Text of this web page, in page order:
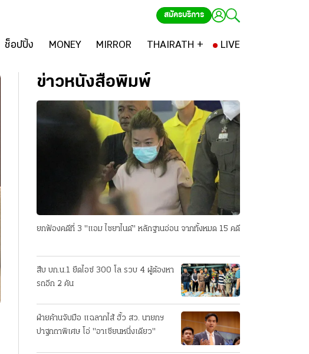
สมัครบริการ
ช็อปปิ้ง MONEY MIRROR THAIRATH + LIVE
ข่าวหนังสือพิมพ์
ยกฟ้องคดีที่ 3 "แอม ไซยาไนด์" หลักฐานอ่อน จากทั้งหมด 15 คดี
สืบ บก.น.1 ยึดไอซ์ 300 โล รวบ 4 ผู้ต้องหา
รถอีก 2 คัน
ฝ่ายค้านจับมือ แฉลากไส้ ฮั้ว สว. นายกฯ
ปาฐกถาพิเศษ โอ่ "อาเซียนหนึ่งเดียว"